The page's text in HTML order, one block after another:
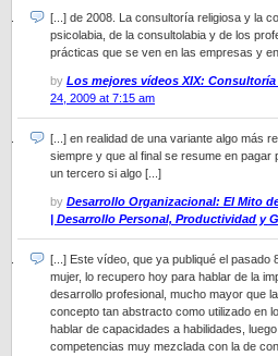
[...] de 2008. La consultoría religiosa y la
psicolabia, de la consultolabia y de los
prácticas que se ven en las empresas y
by Los mejores vídeos XIX:
24, 2009 at 7:15 am
[...] en realidad de una variante algo más
siempre y que al final se resume en pagar
un tercero si algo [...]
by Desarrollo Organizacional: El Mito
| Desarrollo Personal, Productividad y
[...] Este vídeo, que ya publiqué el pasado
mujer, lo recupero hoy para hablar de la
desarrollo profesional, mucho mayor que
concepto tan abstracto como utilizado en
hablar de capacidades a habilidades,
competencias muy mezclada con la de